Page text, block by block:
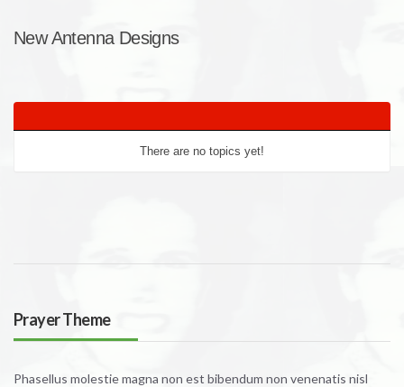
New Antenna Designs
There are no topics yet!
Prayer Theme
Phasellus molestie magna non est bibendum non venenatis nisl